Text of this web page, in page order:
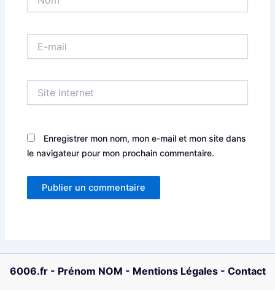
mail
Internet
Enregistrer mon nom, mon e-mail et mon site dans
le navigateur pour mon prochain commentaire.
6006.fr- Prénom NOM - Mentions Légales- Contact